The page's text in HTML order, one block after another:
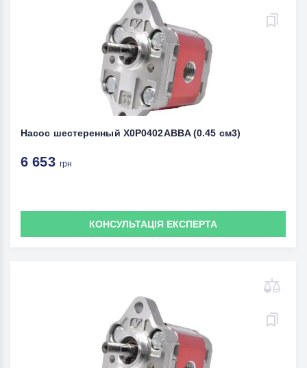
Насос шестеренный X0P0402ABBA (0.45 см3)
6 653 грн
КОНСУЛЬТАЦІЯ ЕКСПЕРТА